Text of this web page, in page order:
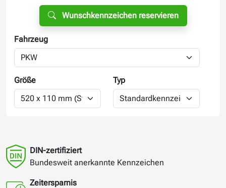
Wunschkennzeichen reservieren
Fahrzeug
Größe Typ
DIN-zertifiziert
Bundesweit anerkannte Kennzeichen
Zeitersparnis